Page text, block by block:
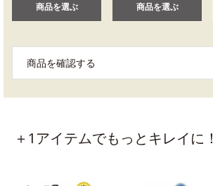
商品を選ぶ 商品を選ぶ
商品を確認する
＋1アイテムでもっとキレイに！